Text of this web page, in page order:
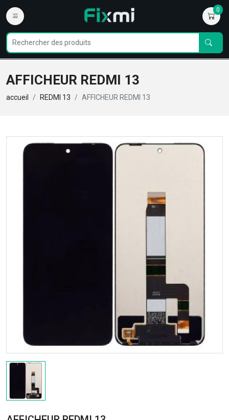
0
AFFICHEUR REDMI 13
accueil REDMI 13 AFFICHEUR REDMI 13